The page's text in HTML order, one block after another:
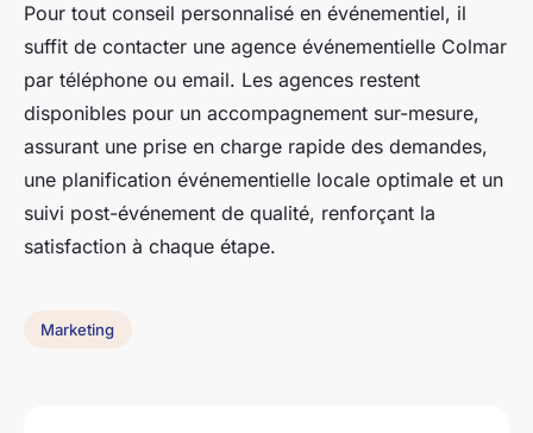
Pour tout conseil personnalisé en événementiel, il
suffit de contacter une agence événementielle Colmar
par téléphone ou email. Les agences restent
disponibles pour un accompagnement sur-mesure,
assurant une prise en charge rapide des demandes,
une planification événementielle locale optimale et un
suivi post-événement de qualité, renforçant la
satisfaction à chaque étape.
Marketing